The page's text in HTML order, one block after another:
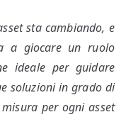
sta cambiando, e
a giocare un ruolo
ideale per guidare
soluzioni in grado di
per ogni asset